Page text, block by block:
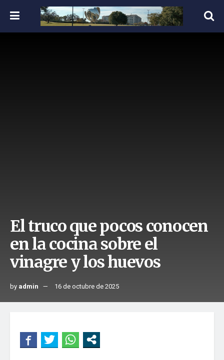
El truco que pocos conocen
en la cocina sobre el
vinagre y los huevos
by admin 16 de octubre de 2025